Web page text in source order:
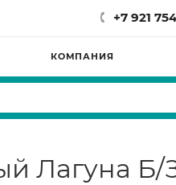
+7 921
КОМПАНИЯ
Лагуна Б/